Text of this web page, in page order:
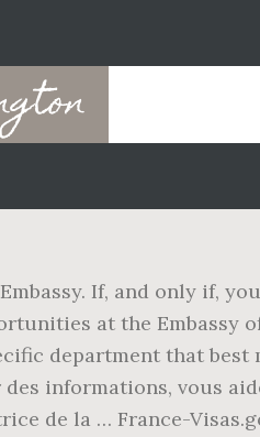
If, and only if,
at the Embassy
department that
informations, vous
de la … France-